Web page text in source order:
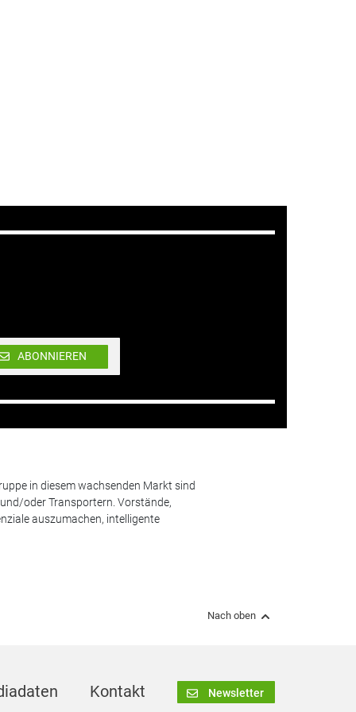
ABONNIEREN
in diesem wachsenden Markt sind
oder Transportern. Vorstände,
auszumachen, intelligente
Nach oben
Kontakt Newsletter